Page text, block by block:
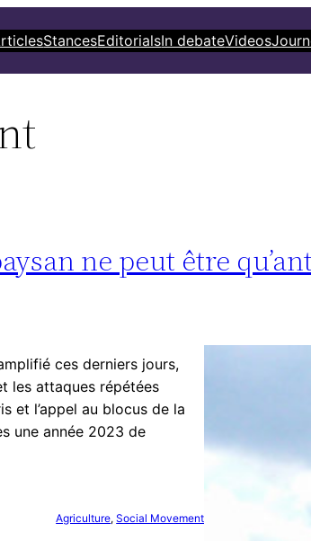
StancesEditorialsIn debateVideos
ne peut être
ces derniers jours,
les attaques répétées
et l’appel au blocus de la
une année 2023 de
Agriculture, Social Movement